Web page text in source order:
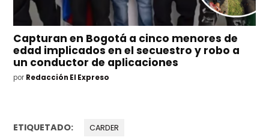
Capturan en Bogotá a cinco menores de
edad implicados en el secuestro y robo a
un conductor de aplicaciones
por Redacción El Expreso
ETIQUETADO: CARDER